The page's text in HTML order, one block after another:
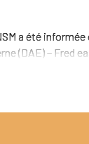
a été
(DAE) – Fred